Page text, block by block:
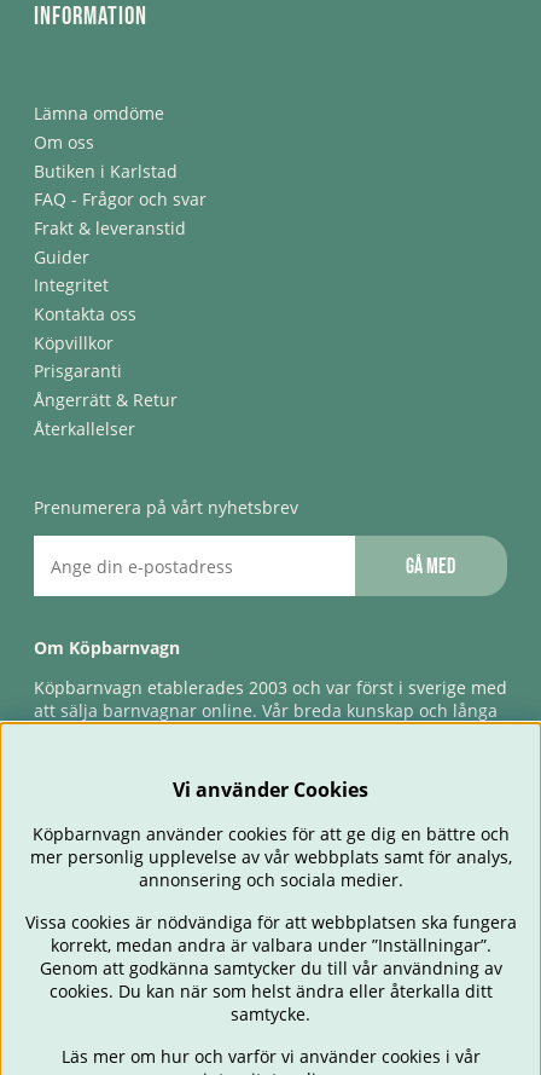
Information
Lämna omdöme
Om oss
Butiken i Karlstad
FAQ - Frågor och svar
Frakt & leveranstid
Guider
Integritet
Kontakta oss
Köpvillkor
Prisgaranti
Ångerrätt & Retur
Återkallelser
Prenumerera på vårt nyhetsbrev
Gå med
Om Köpbarnvagn
Köpbarnvagn etablerades 2003 och var först i sverige med
att sälja barnvagnar online. Vår breda kunskap och långa
förlossningsgaranti & förlängd ångerrätt.
BARNVAGNAR BILSTOLAR BABY ÄTA & MATA
RESA
OUTLET
PRESENTTIPS
Vi använder Cookies
Köpbarnvagn använder cookies för att ge dig en bättre och
mer personlig upplevelse av vår webbplats samt för analys,
annonsering och sociala medier.
Vissa cookies är nödvändiga för att webbplatsen ska fungera
korrekt, medan andra är valbara under ”Inställningar”.
Genom att godkänna samtycker du till vår användning av
cookies. Du kan när som helst ändra eller återkalla ditt
samtycke.
Läs mer om hur och varför vi använder cookies i vår